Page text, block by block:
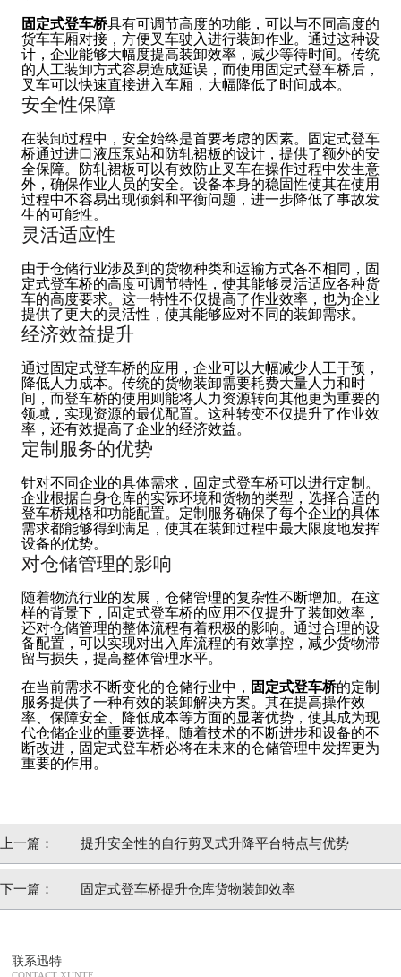
固定式登车桥具有可调节高度的功能，可以与不同高度的
货车车厢对接，方便叉车驶入进行装卸作业。通过这种设
计，企业能够大幅度提高装卸效率，减少等待时间。传统
的人工装卸方式容易造成延误，而使用固定式登车桥后，
叉车可以快速直接进入车厢，大幅降低了时间成本。
安全性保障
在装卸过程中，安全始终是首要考虑的因素。固定式登车
桥通过进口液压泵站和防轧裙板的设计，提供了额外的安
全保障。防轧裙板可以有效防止叉车在操作过程中发生意
外，确保作业人员的安全。设备本身的稳固性使其在使用
过程中不容易出现倾斜和平衡问题，进一步降低了事故发
生的可能性。
灵活适应性
由于仓储行业涉及到的货物种类和运输方式各不相同，固
定式登车桥的高度可调节特性，使其能够灵活适应各种货
车的高度要求。这一特性不仅提高了作业效率，也为企业
提供了更大的灵活性，使其能够应对不同的装卸需求。
经济效益提升
通过固定式登车桥的应用，企业可以大幅减少人工干预，
降低人力成本。传统的货物装卸需要耗费大量人力和时
间，而登车桥的使用则能将人力资源转向其他更为重要的
领域，实现资源的最优配置。这种转变不仅提升了作业效
率，还有效提高了企业的经济效益。
定制服务的优势
针对不同企业的具体需求，固定式登车桥可以进行定制。
企业根据自身仓库的实际环境和货物的类型，选择合适的
登车桥规格和功能配置。定制服务确保了每个企业的具体
需求都能够得到满足，使其在装卸过程中最大限度地发挥
设备的优势。
对仓储管理的影响
随着物流行业的发展，仓储管理的复杂性不断增加。在这
样的背景下，固定式登车桥的应用不仅提升了装卸效率，
还对仓储管理的整体流程有着积极的影响。通过合理的设
备配置，可以实现对出入库流程的有效掌控，减少货物滞
留与损失，提高整体管理水平。
在当前需求不断变化的仓储行业中， 固定式登车桥的定制
服务提供了一种有效的装卸解决方案。其在提高操作效
率、保障安全、降低成本等方面的显著优势，使其成为现
代仓储企业的重要选择。随着技术的不断进步和设备的不
断改进，固定式登车桥必将在未来的仓储管理中发挥更为
重要的作用。
上一篇： 提升安全性的自行剪叉式升降平台特点与优势
下一篇： 固定式登车桥提升仓库货物装卸效率
联系迅特
CONTACT XUNTE